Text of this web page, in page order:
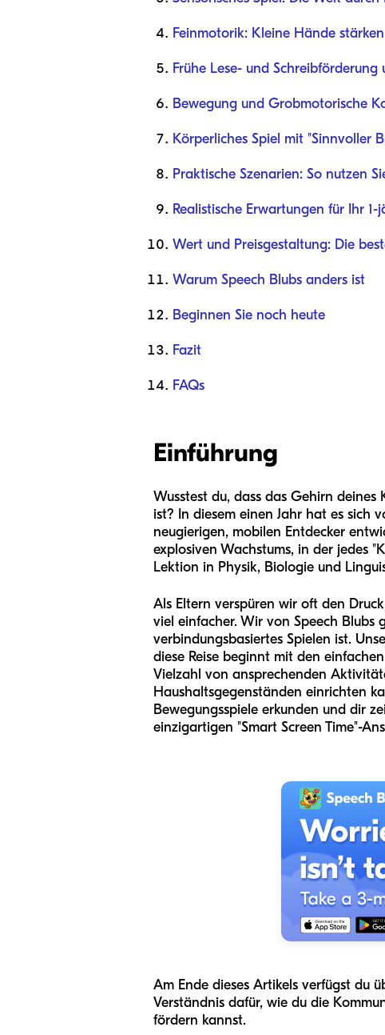
Feinmotorik: Kleine Hände stärken
Frühe Lese- und
Bewegung und Grobmotorische
Körperliches Spiel mit "Sinnvoller
Praktische Szenarien: So nutzen
Realistische Erwartungen für Ihr 1-
Wert und Preisgestaltung: Die
Warum Speech Blubs anders ist
Beginnen Sie noch heute
Fazit
FAQs
Einführung
Wusstest du, dass das Gehirn
ist? In diesem einen Jahr hat es sich
neugierigen, mobilen Entdecker
explosiven Wachstums, in der jedes
Lektion in Physik, Biologie und
Als Eltern verspüren wir oft den
viel einfacher. Wir von Speech Blubs
verbindungsbasiertes Spielen ist.
diese Reise beginnt mit den
Vielzahl von ansprechenden
Haushaltsgegenständen einrichten
Bewegungsspiele erkunden und dir
einzigartigen "Smart Screen Time"-
Am Ende dieses Artikels verfügst du
Verständnis dafür, wie du die
fördern kannst.